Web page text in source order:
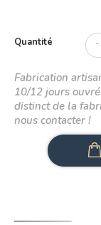
Quantité -
Fabrication
10/12 jours
distinct de la
nous contacter !